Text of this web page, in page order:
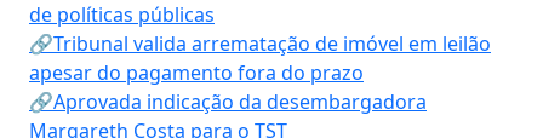
de políticas públicas
🔗Tribunal valida arrematação de imóvel em leilão
apesar do pagamento fora do prazo
🔗Aprovada indicação da desembargadora
Margareth Costa para o TST